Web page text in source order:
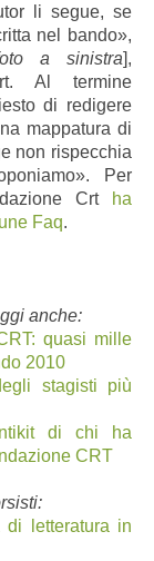
li segue, se
nel bando»,
a sinistra],
Al termine
di redigere
mappatura di
non rispecchia
Per
Crt
ha
Faq.
anche:
quasi mille
2010
stagisti più
di chi ha
CRT
di letteratura in